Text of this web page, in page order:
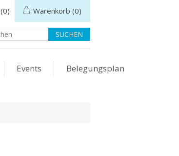
(0) Warenkorb (0)
Events Belegungsplan